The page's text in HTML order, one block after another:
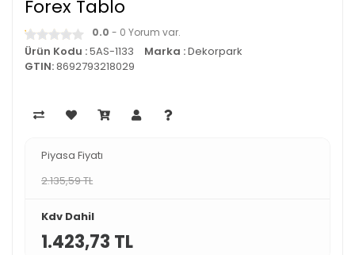
Forex Tablo
0.0 - 0 Yorum var.
Ürün Kodu :5AS-1133 Marka :Dekorpark
GTIN:8692793218029
Piyasa Fiyatı
2.135,59 TL
Kdv Dahil
1.423,73 TL